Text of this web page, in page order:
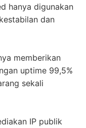
hanya digunakan
dan
memberikan
uptime 99,5%
sekali
IP publik